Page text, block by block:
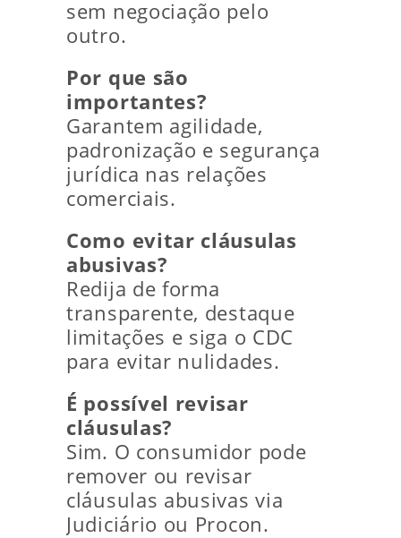
sem negociação pelo
outro.
Por que são
importantes?
Garantem agilidade,
padronização e segurança
jurídica nas relações
comerciais.
Como evitar cláusulas
abusivas?
Redija de forma
transparente, destaque
limitações e siga o CDC
para evitar nulidades.
É possível revisar
cláusulas?
Sim. O consumidor pode
remover ou revisar
cláusulas abusivas via
Judiciário ou Procon.